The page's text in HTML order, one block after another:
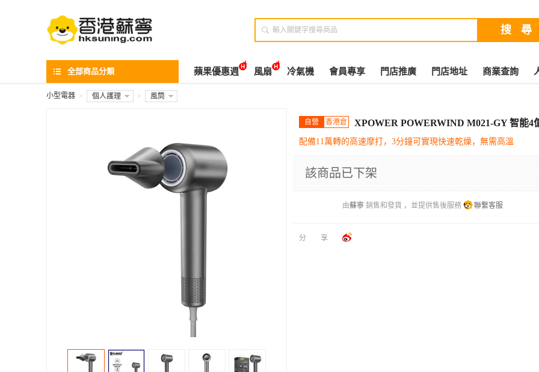

全部商品分類 蘋果優惠週 風扇 冷氣機 會員專享 門店推廣 門店地址 商業查詢
小型電器 > 個人護理 > 風筒
自營 香港倉 XPOWER POWERWIND M021-GY 智能4
配備11萬轉的高速摩打，3分鐘可實現快速乾燥，無需高溫
該商品已下架
由蘇寧 銷售和發貨 ，並提供售後服務 聯繫客服
分享